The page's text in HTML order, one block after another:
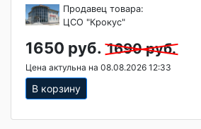
Продавец товара:
ЦСО "Крокус"
1650 руб. 1690 руб.
Цена актульна на 08.08.2026 12:33
В корзину